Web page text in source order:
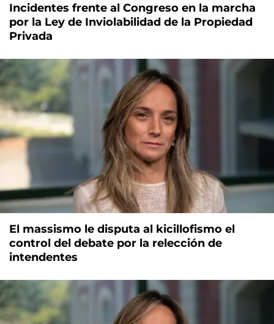
Incidentes frente al Congreso en la marcha
por la Ley de Inviolabilidad de la Propiedad
Privada
El massismo le disputa al kicillofismo el
control del debate por la relección de
intendentes